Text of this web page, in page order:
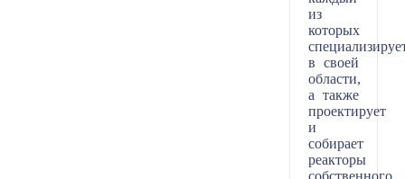
из
которых
в своей
области,
а также
проектирует
и
собирает
реакторы